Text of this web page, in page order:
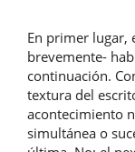
En primer lugar,
brevemente-
continuación.
textura del
acontecimiento
simultánea o